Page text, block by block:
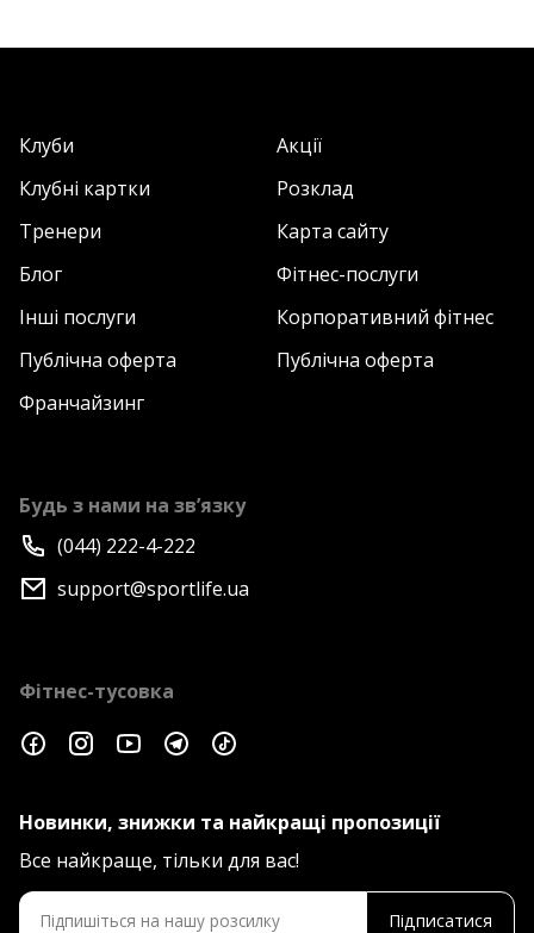
Клуби
Акції
Клубні картки
Розклад
Тренери
Карта сайту
Блог
Фітнес-послуги
Інші послуги
Корпоративний фітнес
Публічна оферта
Публічна оферта
Франчайзинг
Будь з нами на зв’язку
(044) 222-4-222
support@sportlife.ua
Фітнес-тусовка
Новинки, знижки та найкращі пропозиції
Все найкраще, тільки для вас!
Підписатися